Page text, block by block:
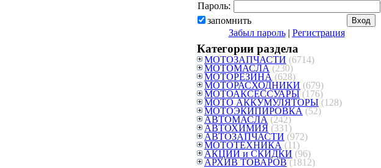
Пароль:
запомнить
Забыл пароль| Регистрация
Категории раздела
МОТОЗАПЧАСТИ (6714)
МОТОМАСЛА (230)
МОТОРЕЗИНА (628)
МОТОРАСХОДНИКИ (679)
МОТОАКСЕССУАРЫ (176)
МОТО АККУМУЛЯТОРЫ (128)
МОТОЭКИПИРОВКА (52)
АВТОМАСЛА (242)
АВТОХИМИЯ (331)
АВТОЗАПЧАСТИ (972)
МОТОТЕХНИКА (11)
АКЦИИ и СКИДКИ (96)
АРХИВ ТОВАРОВ (1812)